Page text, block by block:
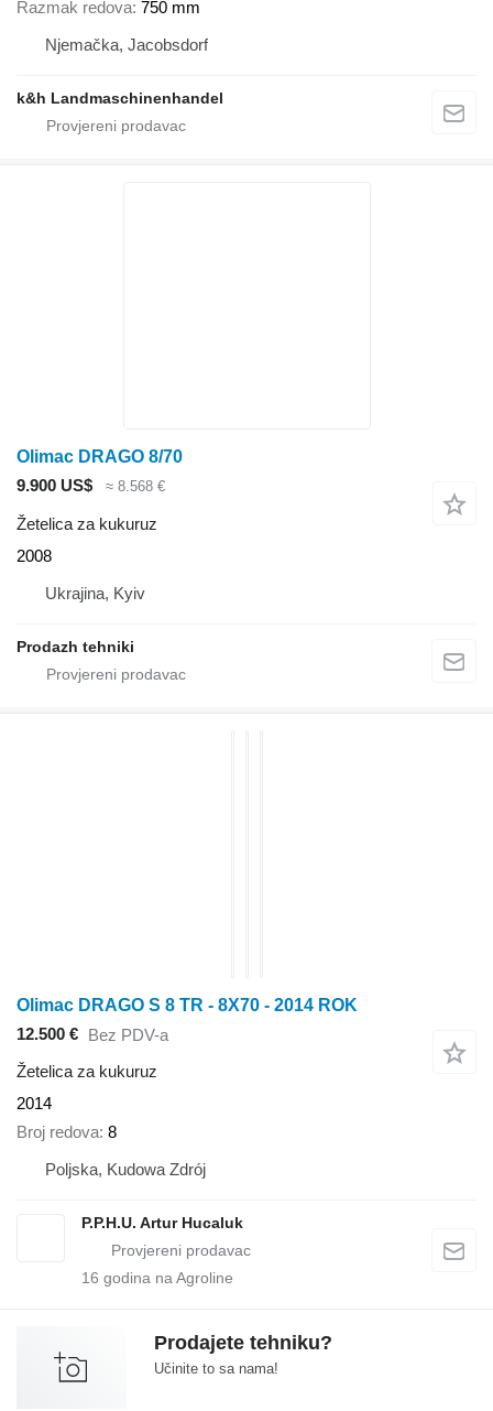
Razmak redova 750 mm
Njemačka, Jacobsdorf
k&h Landmaschinenhandel
Olimac DRAGO 8/70
9.900 US$
≈ 8.568 €
Žetelica za kukuruz
2008
Ukrajina, Kyiv
Prodazh tehniki
Olimac DRAGO S 8 TR - 8X70 - 2014 ROK
12.500 € Bez PDV-a
Žetelica za kukuruz
2014
Broj redova 8
Poljska, Kudowa Zdrój
P.P.H.U. Artur Hucaluk
16 godina na Agroline
Prodajete tehniku?
Učinite to sa nama!